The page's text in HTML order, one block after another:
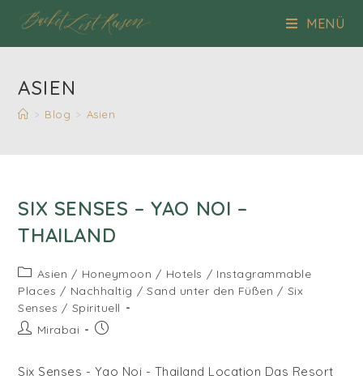
Inhalt
springen
MENÜ
ASIEN
> Blog > Asien
SIX SENSES – YAO NOI –
THAILAND
Beitrags-
Kategorie:
Asien / Honeymoon / Hotels / Instagrammable
Places / Nachhaltig / Sand unter den Füßen / Six
Senses / Spirituell
Beitrags-
Mirabai
Beitrag
Six Senses - Yao Noi - Thailand Location Das Resort